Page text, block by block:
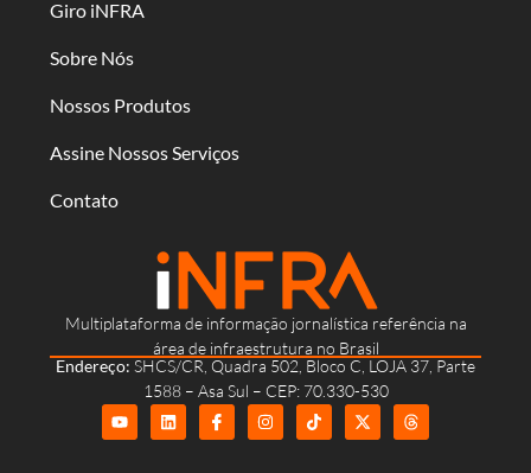
Multiplataforma de informação jornalística referência na
área de infraestrutura no Brasil
Endereço: SHCS/CR, Quadra 502, Bloco C, LOJA 37, Parte
1588 – Asa Sul – CEP: 70.330-530
Giro iNFRA
Sobre Nós
Nossos Produtos
Assine Nossos Serviços
Contato